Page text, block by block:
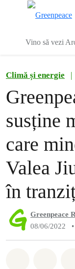
Vino să vezi
Climă și energie |
susține
care
Valea
în
Greenpeace
08/06/2022
•